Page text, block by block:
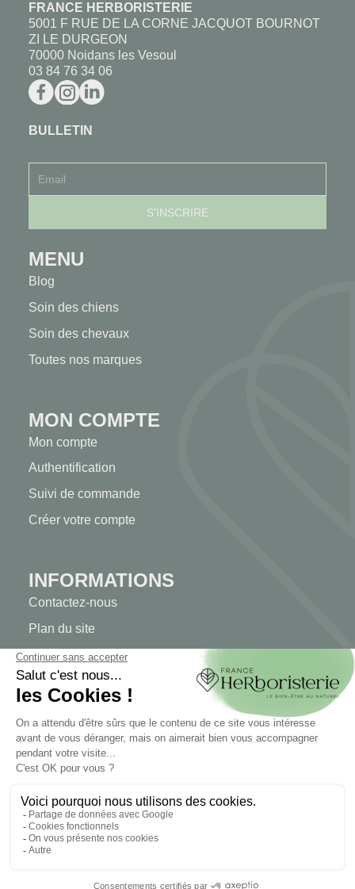
FRANCE HERBORISTERIE
5001 F RUE DE LA CORNE JACQUOT BOURNOT
ZI LE DURGEON
70000 Noidans les Vesoul
03 84 76 34 06
BULLETIN
MENU
Blog
Soin des chiens
Soin des chevaux
Toutes nos marques
MON COMPTE
Mon compte
Authentification
Suivi de commande
Créer votre compte
INFORMATIONS
Contactez-nous
Plan du site
Notre herboristerie
Livraison
Paiement sécurisé
MENTIONS LÉGALES
Conditions générales de vente